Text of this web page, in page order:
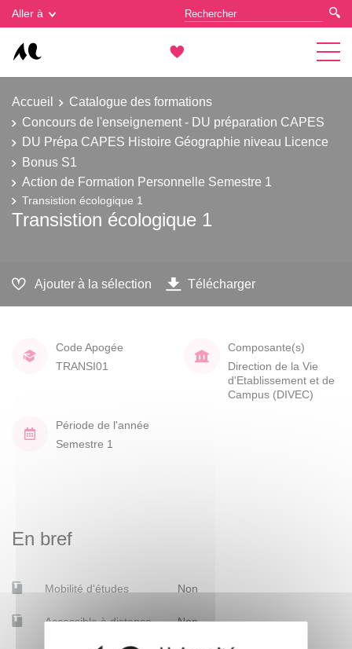
Aller à
Accueil
Catalogue des formations
Concours de l'enseignement - DU préparation CAPES
DU Prépa CAPES Histoire Géographie niveau Licence
Bonus S1
Action de Formation Personnelle Semestre 1
Transistion écologique 1
Transistion écologique 1
Ajouter à la sélection Télécharger
Code Apogée
TRANSI01
Composante(s)
Direction de la Vie
d'Etablissement et de
Campus (DIVEC)
Période de l'année
Semestre 1
En bref
Mobilité d'études Non
Accessible à distance Non
Gestion des cookies